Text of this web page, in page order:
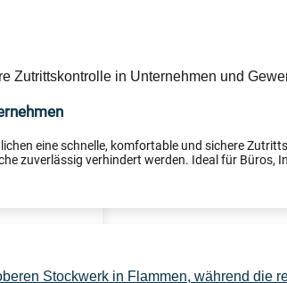
eine schnelle, komfortable und sichere
zuverlässig verhindert werden. Ideal für Büros,